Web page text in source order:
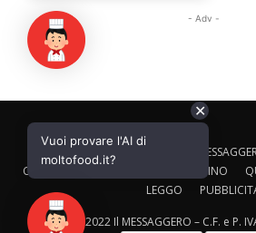
CALTAGIRONE EDITORE IL
CORRIERE ADRIATICO
IL GAZZETTINO
LEGGO
© 2022 Il MESSAGGERO – C.F. e P.
✕
Vuoi provare l'AI di
moltofood.it?